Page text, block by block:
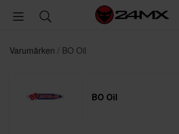
Varumärken BO Oil
BO Oil